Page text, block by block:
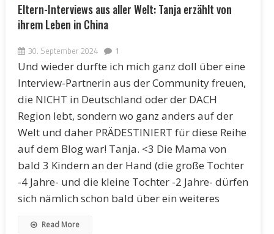
Eltern-Interviews aus aller Welt: Tanja erzählt von
ihrem Leben in China
30. September 2024 1
Und wieder durfte ich mich ganz doll über eine
Interview-Partnerin aus der Community freuen,
die NICHT in Deutschland oder der DACH
Region lebt, sondern wo ganz anders auf der
Welt und daher PRÄDESTINIERT für diese Reihe
auf dem Blog war! Tanja. <3 Die Mama von
bald 3 Kindern an der Hand (die große Tochter
-4 Jahre- und die kleine Tochter -2 Jahre- dürfen
sich nämlich schon bald über ein weiteres
Read More